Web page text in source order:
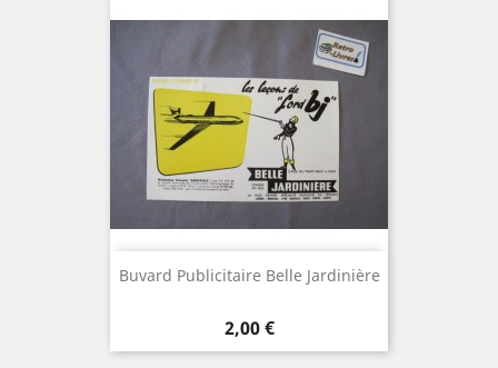
Buvard Publicitaire Belle Jardinière
Prix
2,00 €